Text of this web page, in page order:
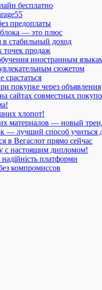
бесплатно
предоплаты
— это плюс
стабильный доход
точек продаж
иностранным
сюжетом
покупке через объявления
сайтах совместных
хлопот!
материалов — новый
— лучший способ учиться
в Вегаслот прямо сейчас
с настоящим дипломом!
платформи
компромиссов